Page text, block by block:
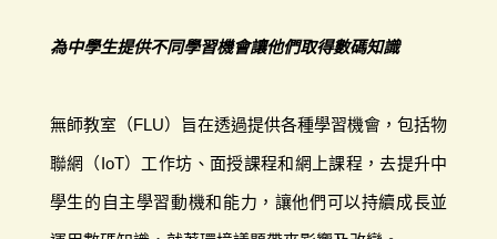
為中學生提供不同學習機會讓他們取得數碼知識
無師教室（FLU）旨在透過提供各種學習機會，包括物
聯網（IoT）工作坊、面授課程和網上課程，去提升中
學生的自主學習動機和能力，讓他們可以持續成長並